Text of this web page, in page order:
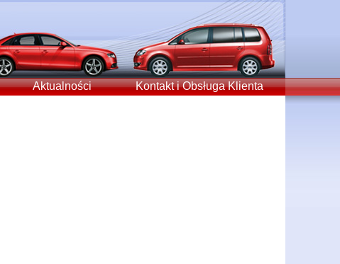
Aktualności Kontakt i Obsługa Klienta